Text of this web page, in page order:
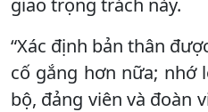
giao trọng trách này.
“Xác định bản thân
cố gắng hơn nữa; nhớ
bộ, đảng viên và đoàn